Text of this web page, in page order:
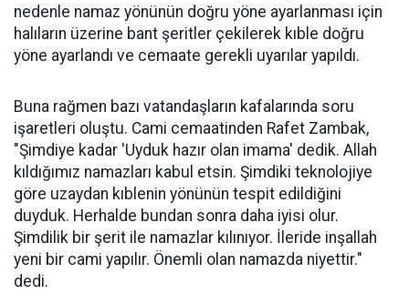
nedenle namaz yönünün doğru yöne ayarlanması için
halıların üzerine bant şeritler çekilerek kıble doğru
yöne ayarlandı ve cemaate gerekli uyarılar yapıldı.
Buna rağmen bazı vatandaşların kafalarında soru
işaretleri oluştu. Cami cemaatinden Rafet Zambak,
"Şimdiye kadar 'Uyduk hazır olan imama' dedik. Allah
kıldığımız namazları kabul etsin. Şimdiki teknolojiye
göre uzaydan kıblenin yönünün tespit edildiğini
duyduk. Herhalde bundan sonra daha iyisi olur.
Şimdilik bir şerit ile namazlar kılınıyor. İleride inşallah
yeni bir cami yapılır. Önemli olan namazda niyettir."
dedi.